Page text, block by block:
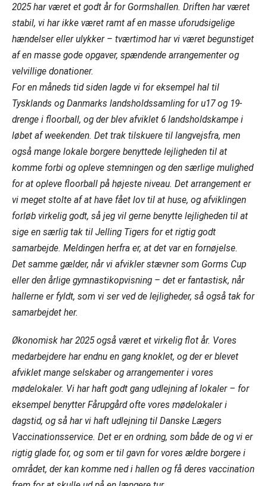
2025 har været et godt år for Gormshallen. Driften har været
stabil, vi har ikke været ramt af en masse uforudsigelige
hændelser eller ulykker – tværtimod har vi været begunstiget
af en masse gode opgaver, spændende arrangementer og
velvillige donationer.
For en måneds tid siden lagde vi for eksempel hal til
Tysklands og Danmarks landsholdssamling for u17 og 19-
drenge i floorball, og der blev afviklet 6 landsholdskampe i
løbet af weekenden. Det trak tilskuere til langvejsfra, men
også mange lokale borgere benyttede lejligheden til at
komme forbi og opleve stemningen og den særlige mulighed
for at opleve floorball på højeste niveau. Det arrangement er
vi meget stolte af at have fået lov til at huse, og afviklingen
forløb virkelig godt, så jeg vil gerne benytte lejligheden til at
sige en særlig tak til Jelling Tigers for et rigtig godt
samarbejde. Meldingen herfra er, at det var en fornøjelse.
Det samme gælder, når vi afvikler stævner som Gorms Cup
eller den årlige gymnastikopvisning – det er fantastisk, når
hallerne er fyldt, som vi ser ved de lejligheder, så også tak for
samarbejdet her.
Økonomisk har 2025 også været et virkelig flot år. Vores
medarbejdere har endnu en gang knoklet, og der er blevet
afviklet mange selskaber og arrangementer i vores
mødelokaler. Vi har haft godt gang udlejning af lokaler – for
eksempel benytter Fårupgård ofte vores mødelokaler i
dagstid, og så har vi haft udlejning til Danske Lægers
Vaccinationsservice. Det er en ordning, som både de og vi er
rigtig glade for, og som er til gavn for vores ældre borgere i
området, der kan komme ned i hallen og få deres vaccination